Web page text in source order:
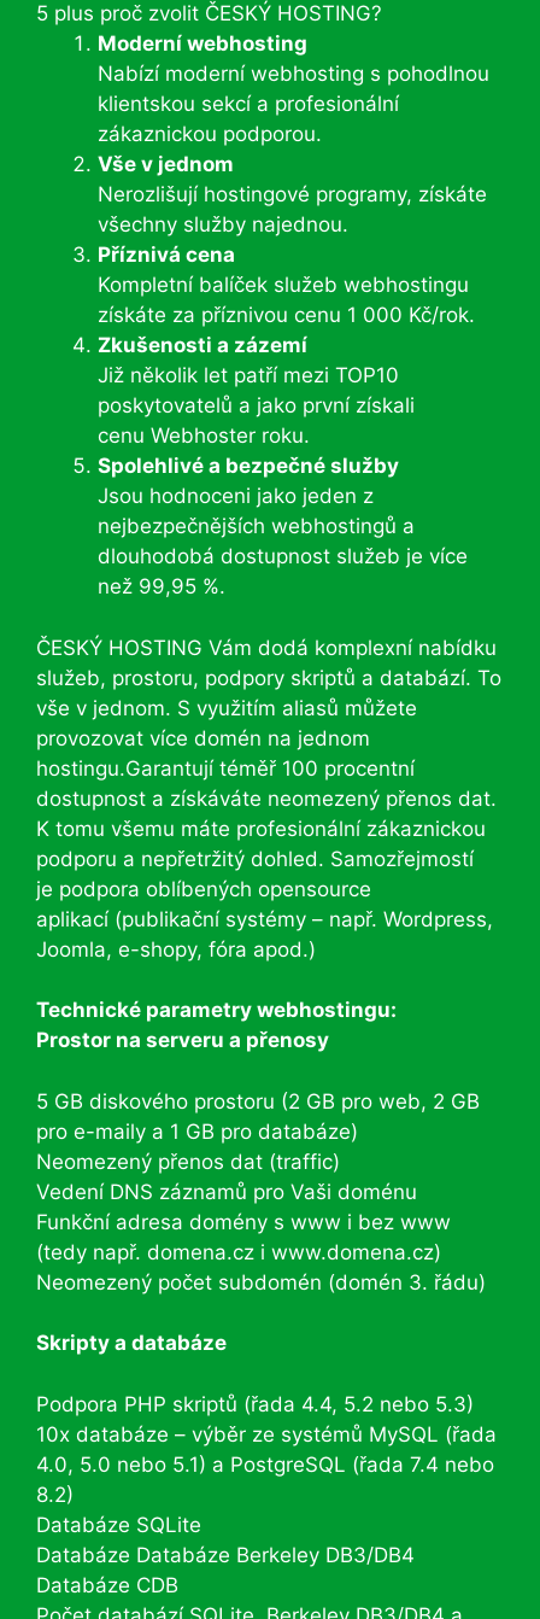
5 plus proč zvolit ČESKÝ HOSTING?
Moderní webhosting
Nabízí moderní webhosting s pohodlnou
klientskou sekcí a profesionální
zákaznickou podporou.
Vše v jednom
Nerozlišují hostingové programy, získáte
všechny služby najednou.
Příznivá cena
Kompletní balíček služeb webhostingu
získáte za příznivou cenu 1 000 Kč/rok.
Zkušenosti a zázemí
Již několik let patří mezi TOP10
poskytovatelů a jako první získali
cenu Webhoster roku.
Spolehlivé a bezpečné služby
Jsou hodnoceni jako jeden z
nejbezpečnějších webhostingů a
dlouhodobá dostupnost služeb je více
než 99,95 %.
ČESKÝ HOSTING Vám dodá komplexní nabídku
služeb, prostoru, podpory skriptů a databází. To
vše v jednom. S využitím aliasů můžete
provozovat více domén na jednom
hostingu.Garantují téměř 100 procentní
dostupnost a získáváte neomezený přenos dat.
K tomu všemu máte profesionální zákaznickou
podporu a nepřetržitý dohled. Samozřejmostí
je podpora oblíbených opensource
aplikací (publikační systémy – např. Wordpress,
Joomla, e-shopy, fóra apod.)
Technické parametry webhostingu:
Prostor na serveru a přenosy
5 GB diskového prostoru (2 GB pro web, 2 GB
pro e-maily a 1 GB pro databáze)
Neomezený přenos dat (traffic)
Vedení DNS záznamů pro Vaši doménu
Funkční adresa domény s www i bez www
(tedy např. domena.cz i www.domena.cz)
Neomezený počet subdomén (domén 3. řádu)
Skripty a databáze
Podpora PHP skriptů (řada 4.4, 5.2 nebo 5.3)
10x databáze – výběr ze systémů MySQL (řada
4.0, 5.0 nebo 5.1) a PostgreSQL (řada 7.4 nebo
8.2)
Databáze SQLite
Databáze Databáze Berkeley DB3/DB4
Databáze CDB